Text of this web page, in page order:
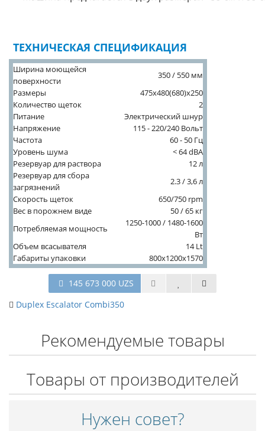
ТЕХНИЧЕСКАЯ СПЕЦИФИКАЦИЯ
Ширина моющейся
поверхности
350 / 550 мм
Размеры
475x480(680)x250
Количество щеток
2
Питание
Электрический шнур
Напряжение
115 - 220/240 Вольт
Частота
60 - 50 Гц
Уровень шума
< 64 dBA
Резервуар для раствора
12 л
Резервуар для сбора
загрязнений
2.3 / 3,6 л
Скорость щеток
650/750 rpm
Вес в порожнем виде
50 / 65 кг
Потребляемая мощность
1250-1000 / 1480-1600
Вт
Объем всасывателя
14 Lt
Габариты упаковки
800x1200x1570
145 673 000 UZS
Duplex Escalator Combi350
Рекомендуемые товары
Товары от производителей
Нужен совет?